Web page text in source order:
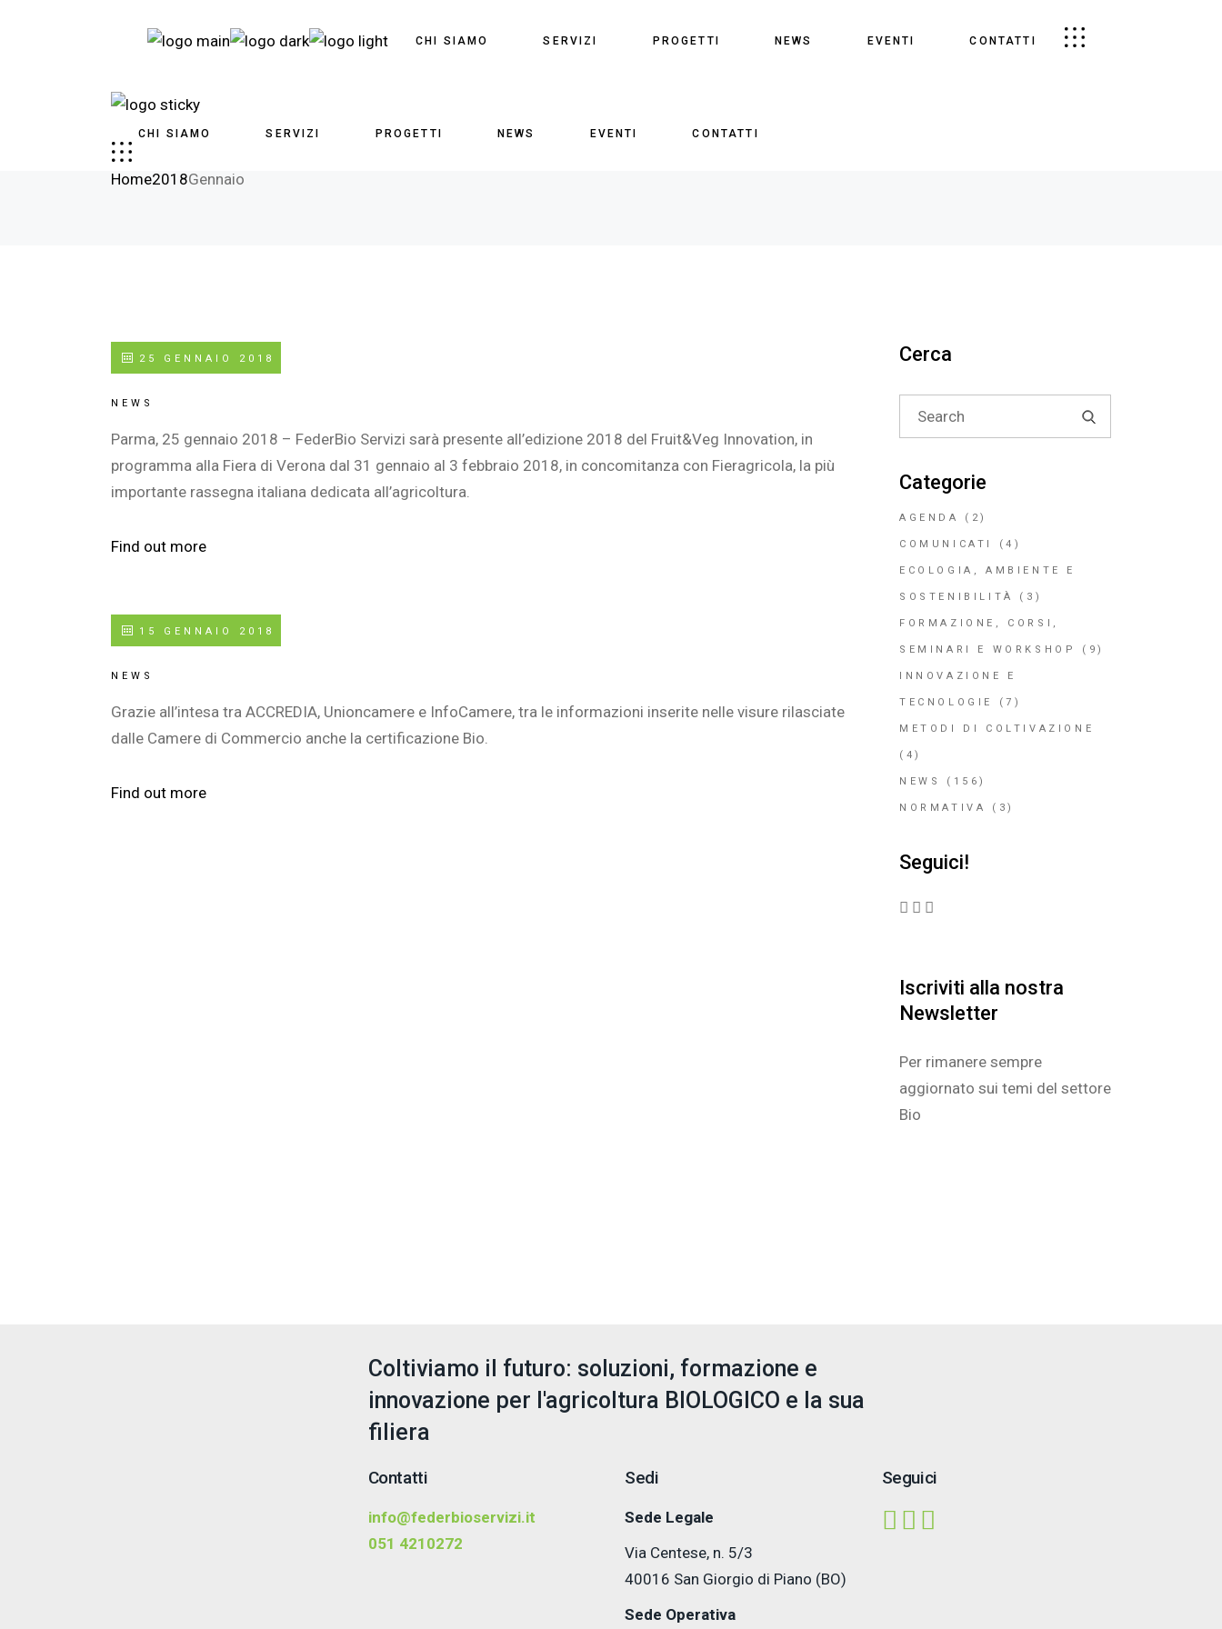
CHI SIAMO SERVIZI PROGETTI NEWS EVENTI CONTATTI
CHI SIAMO SERVIZI PROGETTI NEWS EVENTI CONTATTI
Gennaio 2018
Home2018Gennaio
25 GENNAIO 2018
NEWS
Parma, 25 gennaio 2018 – FederBio Servizi sarà presente all’edizione 2018 del Fruit&Veg Innovation, in
programma alla Fiera di Verona dal 31 gennaio al 3 febbraio 2018, in concomitanza con Fieragricola, la più
importante rassegna italiana dedicata all’agricoltura.
Find out more
15 GENNAIO 2018
NEWS
Grazie all’intesa tra ACCREDIA, Unioncamere e InfoCamere, tra le informazioni inserite nelle visure rilasciate
dalle Camere di Commercio anche la certificazione Bio.
Find out more
Cerca
Search
for:
Categorie
AGENDA (2)
COMUNICATI (4)
ECOLOGIA, AMBIENTE E
SOSTENIBILITÀ (3)
FORMAZIONE, CORSI,
SEMINARI E WORKSHOP (9)
INNOVAZIONE E
TECNOLOGIE (7)
METODI DI COLTIVAZIONE
(4)
NEWS (156)
NORMATIVA (3)
Seguici!
Iscriviti alla nostra
Newsletter
Per rimanere sempre
aggiornato sui temi del settore
Bio
Coltiviamo il futuro: soluzioni, formazione e
innovazione per l'agricoltura BIOLOGICO e la sua
filiera
Contatti
info@federbioservizi.it
051 4210272
Sedi
Sede Legale
Via Centese, n. 5/3
40016 San Giorgio di Piano (BO)
Sede Operativa
Seguici